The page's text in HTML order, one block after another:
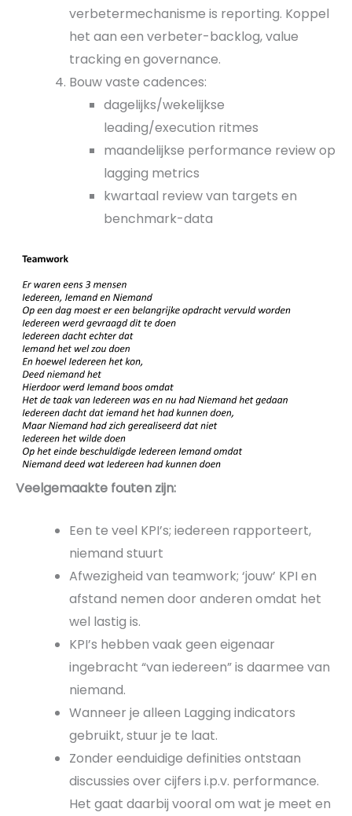
verbetermechanisme is reporting. Koppel
het aan een verbeter-backlog, value
tracking en governance.
Bouw vaste cadences:
dagelijks/wekelijkse
leading/execution ritmes
maandelijkse performance review op
lagging metrics
kwartaal review van targets en
benchmark-data
Veelgemaakte fouten zijn:
Een te veel KPI’s; iedereen rapporteert,
niemand stuurt
Afwezigheid van teamwork; ‘jouw’ KPI en
afstand nemen door anderen omdat het
wel lastig is.
KPI’s hebben vaak geen eigenaar
ingebracht “van iedereen” is daarmee van
niemand.
Wanneer je alleen Lagging indicators
gebruikt, stuur je te laat.
Zonder eenduidige definities ontstaan
discussies over cijfers i.p.v. performance.
Het gaat daarbij vooral om wat je meet en